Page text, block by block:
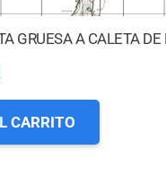
GRUESA A CALETA
CARRITO